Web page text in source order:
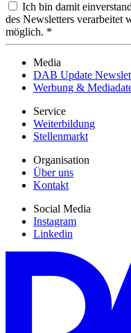
Ich bin damit
des Newsletters verarbeitet
möglich. *
Media
DAB Update
Werbung &
Service
Weiterbildung
Stellenmarkt
Organisation
Über uns
Kontakt
Social Media
Instagram
Linkedin